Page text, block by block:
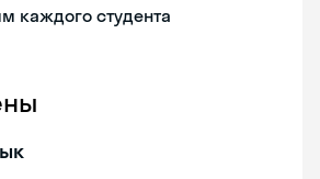
каждого студента